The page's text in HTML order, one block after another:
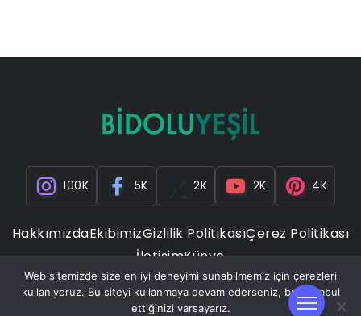
100K 5K 2K 2K 4K
HakkımızdaEkibimizGizlilik PolitikasıÇerez Politikası
İletişimKünye
Web sitemizde size en iyi deneyimi sunabilmemiz için çerezleri
kullanıyoruz. Bu siteyi kullanmaya devam ederseniz, bunu kabul
ettiğinizi varsayarız.